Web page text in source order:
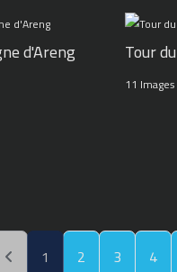
d'Areng Tour
11 Images
1 2 3 4